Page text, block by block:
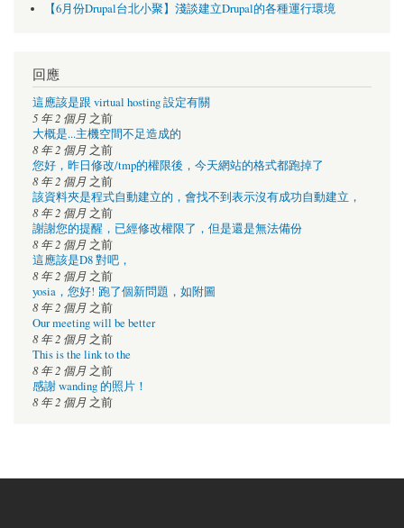
【6月份Drupal台北小聚】淺談建立Drupal的各種運行環境
回應
這應該是跟 virtual hosting 設定有關
5 年 2 個月 之前
大概是...主機空間不足造成的
8 年 2 個月 之前
您好，昨日修改/tmp的權限後，今天網站的格式都跑掉了
8 年 2 個月 之前
該資料夾是程式自動建立的，會找不到表示沒有成功自動建立，
8 年 2 個月 之前
謝謝您的提醒，已經修改權限了，但是還是無法備份
8 年 2 個月 之前
這應該是D8 對吧，
8 年 2 個月 之前
yosia，您好! 跑了個新問題，如附圖
8 年 2 個月 之前
Our meeting will be better
8 年 2 個月 之前
This is the link to the
8 年 2 個月 之前
感謝 wanding 的照片！
8 年 2 個月 之前